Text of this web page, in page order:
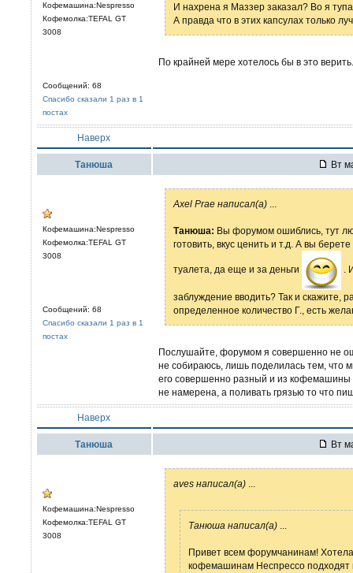
Кофемашина:Nespresso
Кофемолка:TEFAL GT
3008
Сообщений: 68
Спасибо сказали 1 раз в 1
постах
И нахрена я Маззер заказал? Во я
А правда что в этих капсулах только
По крайней мере хотелось бы в это
Наверх
Танюша Вт
Кофемашина:Nespresso
Кофемолка:TEFAL GT
3008
Сообщений: 68
Спасибо сказали 1 раз в 1
постах
Axel Prae написал(а)
Танюша: Вы форумом ошиблись, тут
готовить, вкус ценить и т.д. А вы
туалета, да еще и за деньги .
заблуждение вводить? Так и скажите,
определенное количество Г., есть
Послушайте, форумом я совершенно не
не собираюсь, лишь поделилась тем, что
его совершенно разный и из кофемашины
не намерена, а поливать грязью то что
Наверх
Танюша Вт
Кофемашина:Nespresso
Кофемолка:TEFAL GT
3008
aves написал(а)
Танюша написал(а)
Привет всем форумчанинам!
кофемашинам Неспрессо подходят